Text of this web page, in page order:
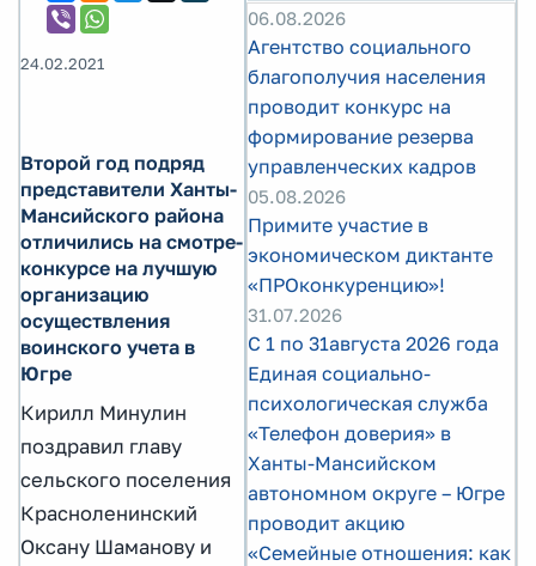
24.02.2021
Второй год подряд
представители Ханты-
Мансийского района
отличились на смотре-
конкурсе на лучшую
организацию
осуществления
воинского учета в
Югре
Кирилл Минулин
поздравил главу
сельского поселения
Красноленинский
Оксану Шаманову и
06.08.2026
Агентство социального
благополучия населения
проводит конкурс на
формирование резерва
управленческих кадров
05.08.2026
Примите участие в
экономическом диктанте
«ПРОконкуренцию»!
31.07.2026
С 1 по 31августа 2026 года
Единая социально-
психологическая служба
«Телефон доверия» в
Ханты-Мансийском
автономном округе – Югре
проводит акцию
«Семейные отношения: как